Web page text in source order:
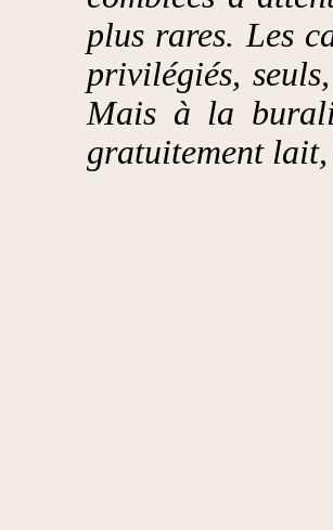
plus rares. Les
privilégiés,
Mais à la
gratuitement